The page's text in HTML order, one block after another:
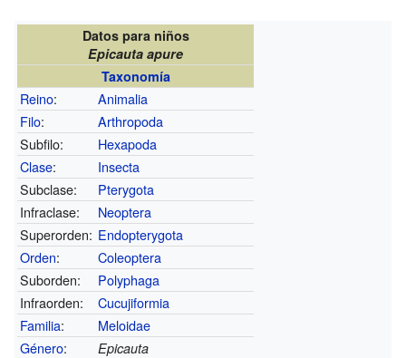
Datos para niños
Epicauta apure
Taxonomía
Reino:
Animalia
Filo:
Arthropoda
Subfilo:
Hexapoda
Clase:
Insecta
Subclase:
Pterygota
Infraclase:
Neoptera
Superorden: Endopterygota
Orden:
Coleoptera
Suborden:
Polyphaga
Infraorden:
Cucujiformia
Familia:
Meloidae
Género: Epicauta